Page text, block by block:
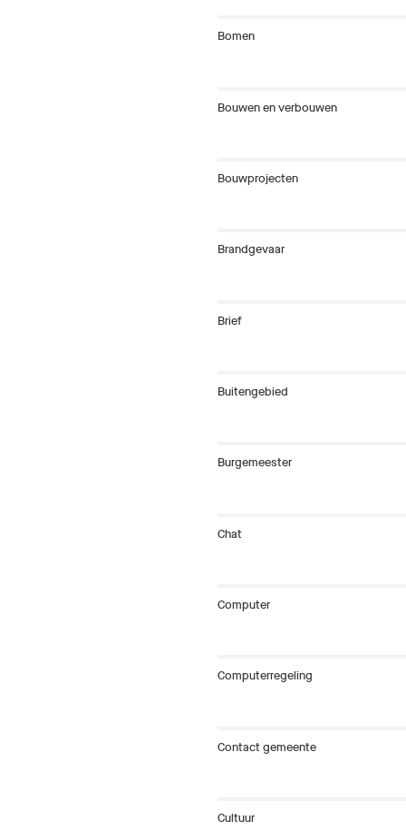
Bomen
Bouwen en verbouwen
Bouwprojecten
Brandgevaar
Brief
Buitengebied
Burgemeester
Chat
Computer
Computerregeling
Contact gemeente
Cultuur